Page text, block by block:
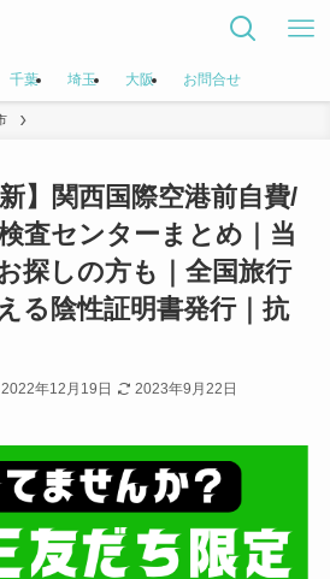
千葉 埼玉 大阪 お問合せ
新】関西国際空港前自費/
査センターまとめ｜当
探しの方も｜全国旅行
る陰性証明書発行｜抗
2022年12月19日 2023年9月22日